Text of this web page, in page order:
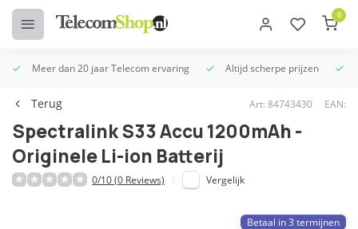
0
Meer dan 20 jaar Telecom ervaring Altijd scherpe prijzen
Terug Art: 84743430 EAN:
Spectralink S33 Accu 1200mAh -
Originele Li-ion Batterij
0/10 (0 Reviews) Vergelijk
Betaal in 3 termijnen